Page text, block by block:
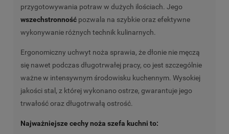
przygotowywania potraw w dużych ilościach. Jego
wszechstronność pozwala na szybkie oraz efektywne
wykonywanie różnych technik kulinarnych.
Ergonomiczny uchwyt noża sprawia, że dłonie nie męczą
się nawet podczas długotrwałej pracy, co jest szczególnie
ważne w intensywnym środowisku kuchennym. Wysokiej
jakości stal, z której wykonano ostrze, gwarantuje jego
trwałość oraz długotrwałą ostrość.
Najważniejsze cechy noża szefa kuchni to: